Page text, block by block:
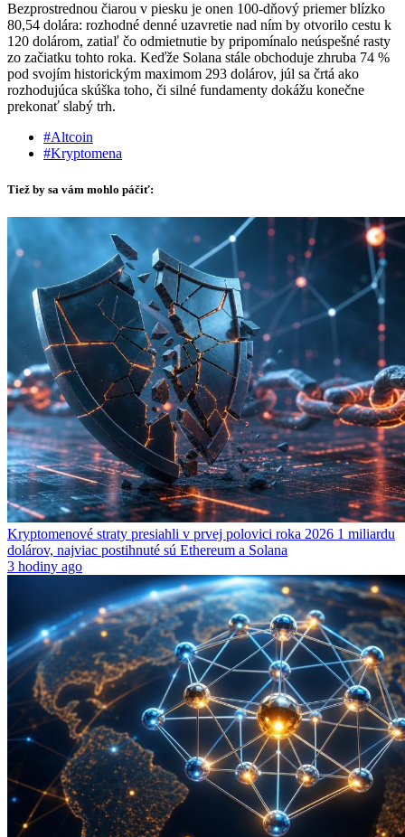
Bezprostrednou čiarou v piesku je onen 100-dňový priemer blízko
80,54 dolára: rozhodné denné uzavretie nad ním by otvorilo cestu k
120 dolárom, zatiaľ čo odmietnutie by pripomínalo neúspešné rasty
zo začiatku tohto roka. Keďže Solana stále obchoduje zhruba 74 %
pod svojím historickým maximom 293 dolárov, júl sa črtá ako
rozhodujúca skúška toho, či silné fundamenty dokážu konečne
prekonať slabý trh.
#Altcoin
#Kryptomena
Tiež by sa vám mohlo páčiť:
Kryptomenové straty presiahli v prvej polovici roka 2026 1 miliardu
dolárov, najviac postihnuté sú Ethereum a Solana
3 hodiny ago